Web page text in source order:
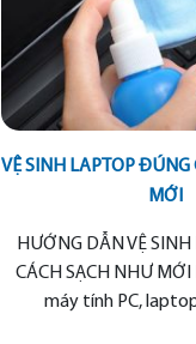
VỆ SINH LAPTOP ĐÚNG
MỚI
HƯỚNG DẪN VỆ
CÁCH SẠCH NHƯ
máy tính PC,